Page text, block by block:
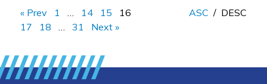
« Prev
1 14 15
16
17
18 31 Next »
ASC / DESC